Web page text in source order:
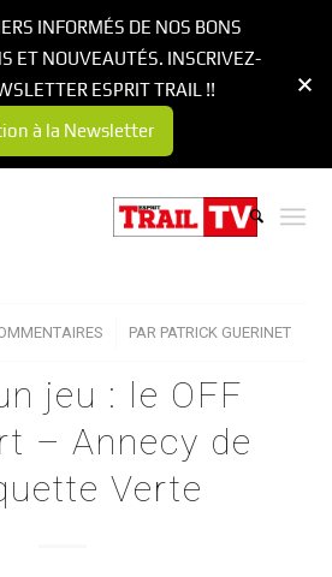
/ PAR PATRICK GUERINET
jeu : le OFF
– Annecy de
Verte
INFORMÉS DE NOS BONS
ET NOUVEAUTÉS. INSCRIVEZ-
ESPRIT TRAIL !!
à la Newsletter